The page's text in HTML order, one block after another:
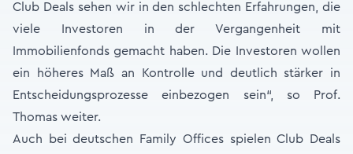
Club Deals sehen wir in den schlechten Erfahrungen, die
viele Investoren in der Vergangenheit mit
Immobilienfonds gemacht haben. Die Investoren wollen
ein höheres Maß an Kontrolle und deutlich stärker in
Entscheidungsprozesse einbezogen sein“, so Prof.
Thomas weiter.
Auch bei deutschen Family Offices spielen Club Deals